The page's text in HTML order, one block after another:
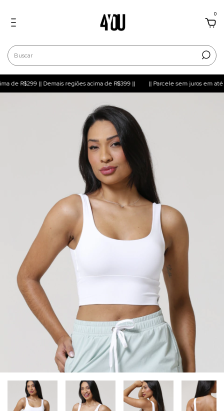
0
|| Demais regiões acima de R$399 || || Parcele sem juros em até 6x ||